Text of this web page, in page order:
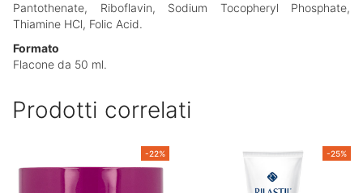
Pantothenate, Riboflavin, Sodium Tocopheryl Phosphate,
Thiamine HCl, Folic Acid.
Formato
Flacone da 50 ml.
Prodotti correlati
-22% -25%